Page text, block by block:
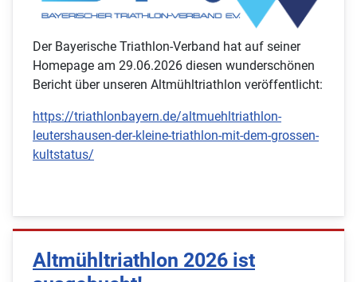
Der Bayerische Triathlon-Verband hat auf seiner
Homepage am 29.06.2026 diesen wunderschönen
Bericht über unseren Altmühltriathlon veröffentlicht:
https://triathlonbayern.de/altmuehltriathlon-
leutershausen-der-kleine-triathlon-mit-dem-grossen-
kultstatus/
Altmühltriathlon 2026 ist